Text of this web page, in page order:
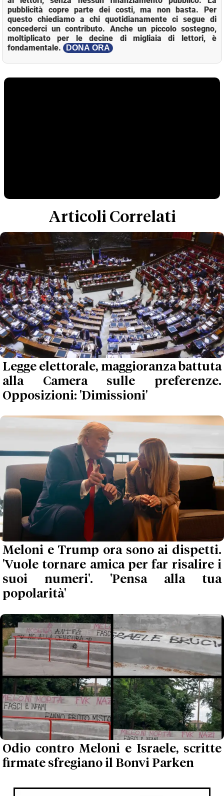
pubblicità copre parte dei costi, ma non basta. Per
questo chiediamo a chi quotidianamente ci segue di
concederci un contributo. Anche un piccolo sostegno,
moltiplicato per le decine di migliaia di lettori, è
fondamentale.
DONA ORA
Articoli Correlati
Legge elettorale, maggioranza battuta
alla Camera sulle preferenze.
Opposizioni: 'Dimissioni'
Meloni e Trump ora sono ai dispetti.
'Vuole tornare amica per far risalire i
suoi numeri'. 'Pensa alla tua
popolarità'
Odio contro Meloni e Israele, scritte
firmate sfregiano il Bonvi Parken